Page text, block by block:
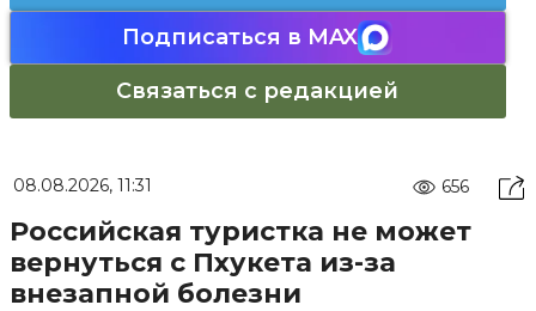
Подписаться в MAX
Связаться с редакцией
08.08.2026, 11:31 656
Российская туристка не может
вернуться с Пхукета из-за
внезапной болезни